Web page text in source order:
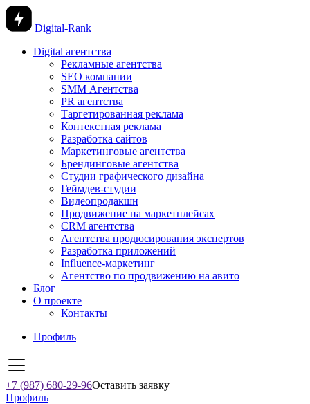
Digital-Rank
Digital агентства
Рекламные агентства
SEO компании
SMM Агентства
PR агентства
Таргетированная реклама
Контекстная реклама
Разработка сайтов
Маркетинговые агентства
Брендинговые агентства
Студии графического дизайна
Геймдев-студии
Видеопродакшн
Продвижение на маркетплейсах
CRM агентства
Агентства продюсирования экспертов
Разработка приложений
Influence-маркетинг
Агентство по продвижению на авито
Блог
О проекте
Контакты
Профиль
+7 (987) 680-29-96Оставить заявку
Профиль